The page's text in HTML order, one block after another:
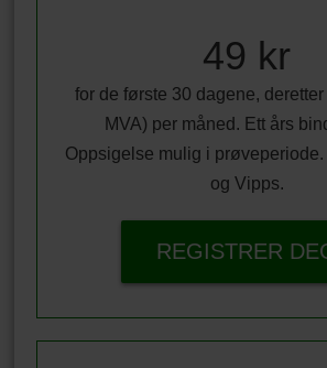
49 kr
for de første 30 dagene,
MVA) per måned. Ett års
Oppsigelse mulig i
og Vipps.
REGISTRER